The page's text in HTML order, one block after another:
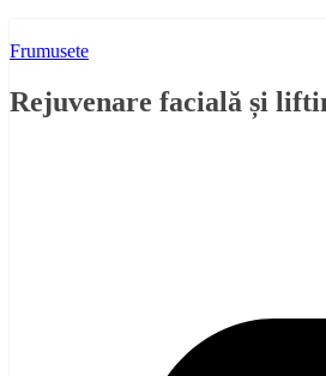
Frumusete
Rejuvenare facială și